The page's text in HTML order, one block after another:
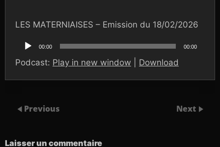
LES MATERNIAISES – Emission du 18/02/2026
audio
00:00 00:00
Podcast: Play in new window Download
Previous Next
Laisser un commentaire